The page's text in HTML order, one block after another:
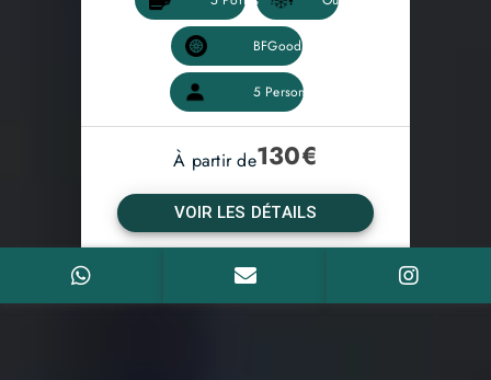
À partir de €
130
VOIR LES DÉTAILS